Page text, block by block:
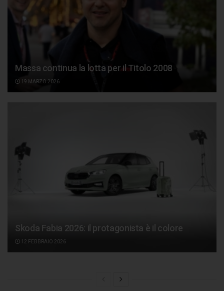
Massa continua la lotta per il Titolo 2008
19 MARZO 2026
Skoda Fabia 2026: il protagonista è il colore
12 FEBBRAIO 2026